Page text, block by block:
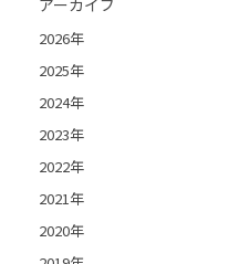
2026年
2025年
2024年
2023年
2022年
2021年
2020年